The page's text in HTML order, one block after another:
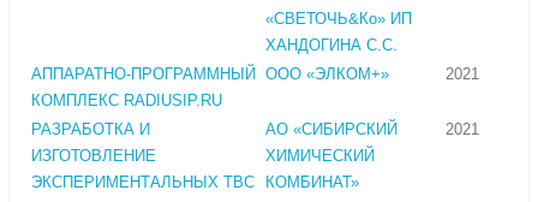
«СВЕТОЧЬ&Ко» ИП
ХАНДОГИНА С.С.
АППАРАТНО-ПРОГРАММНЫЙ
КОМПЛЕКС RADIUSIP.RU
ООО «ЭЛКОМ+» 2021
РАЗРАБОТКА И
ИЗГОТОВЛЕНИЕ
ЭКСПЕРИМЕНТАЛЬНЫХ ТВС
АО «СИБИРСКИЙ
ХИМИЧЕСКИЙ
КОМБИНАТ»
2021